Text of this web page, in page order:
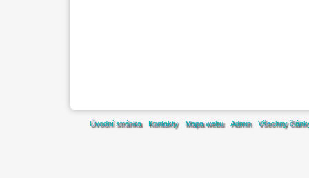
Úvodní stránka Kontakty Mapa webu Admin Všechny